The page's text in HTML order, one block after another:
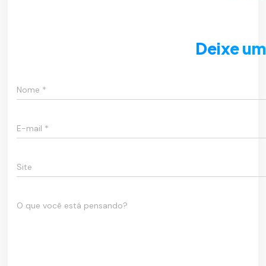
Deixe
Nome *
E-mail *
Site
O que você está pensando?